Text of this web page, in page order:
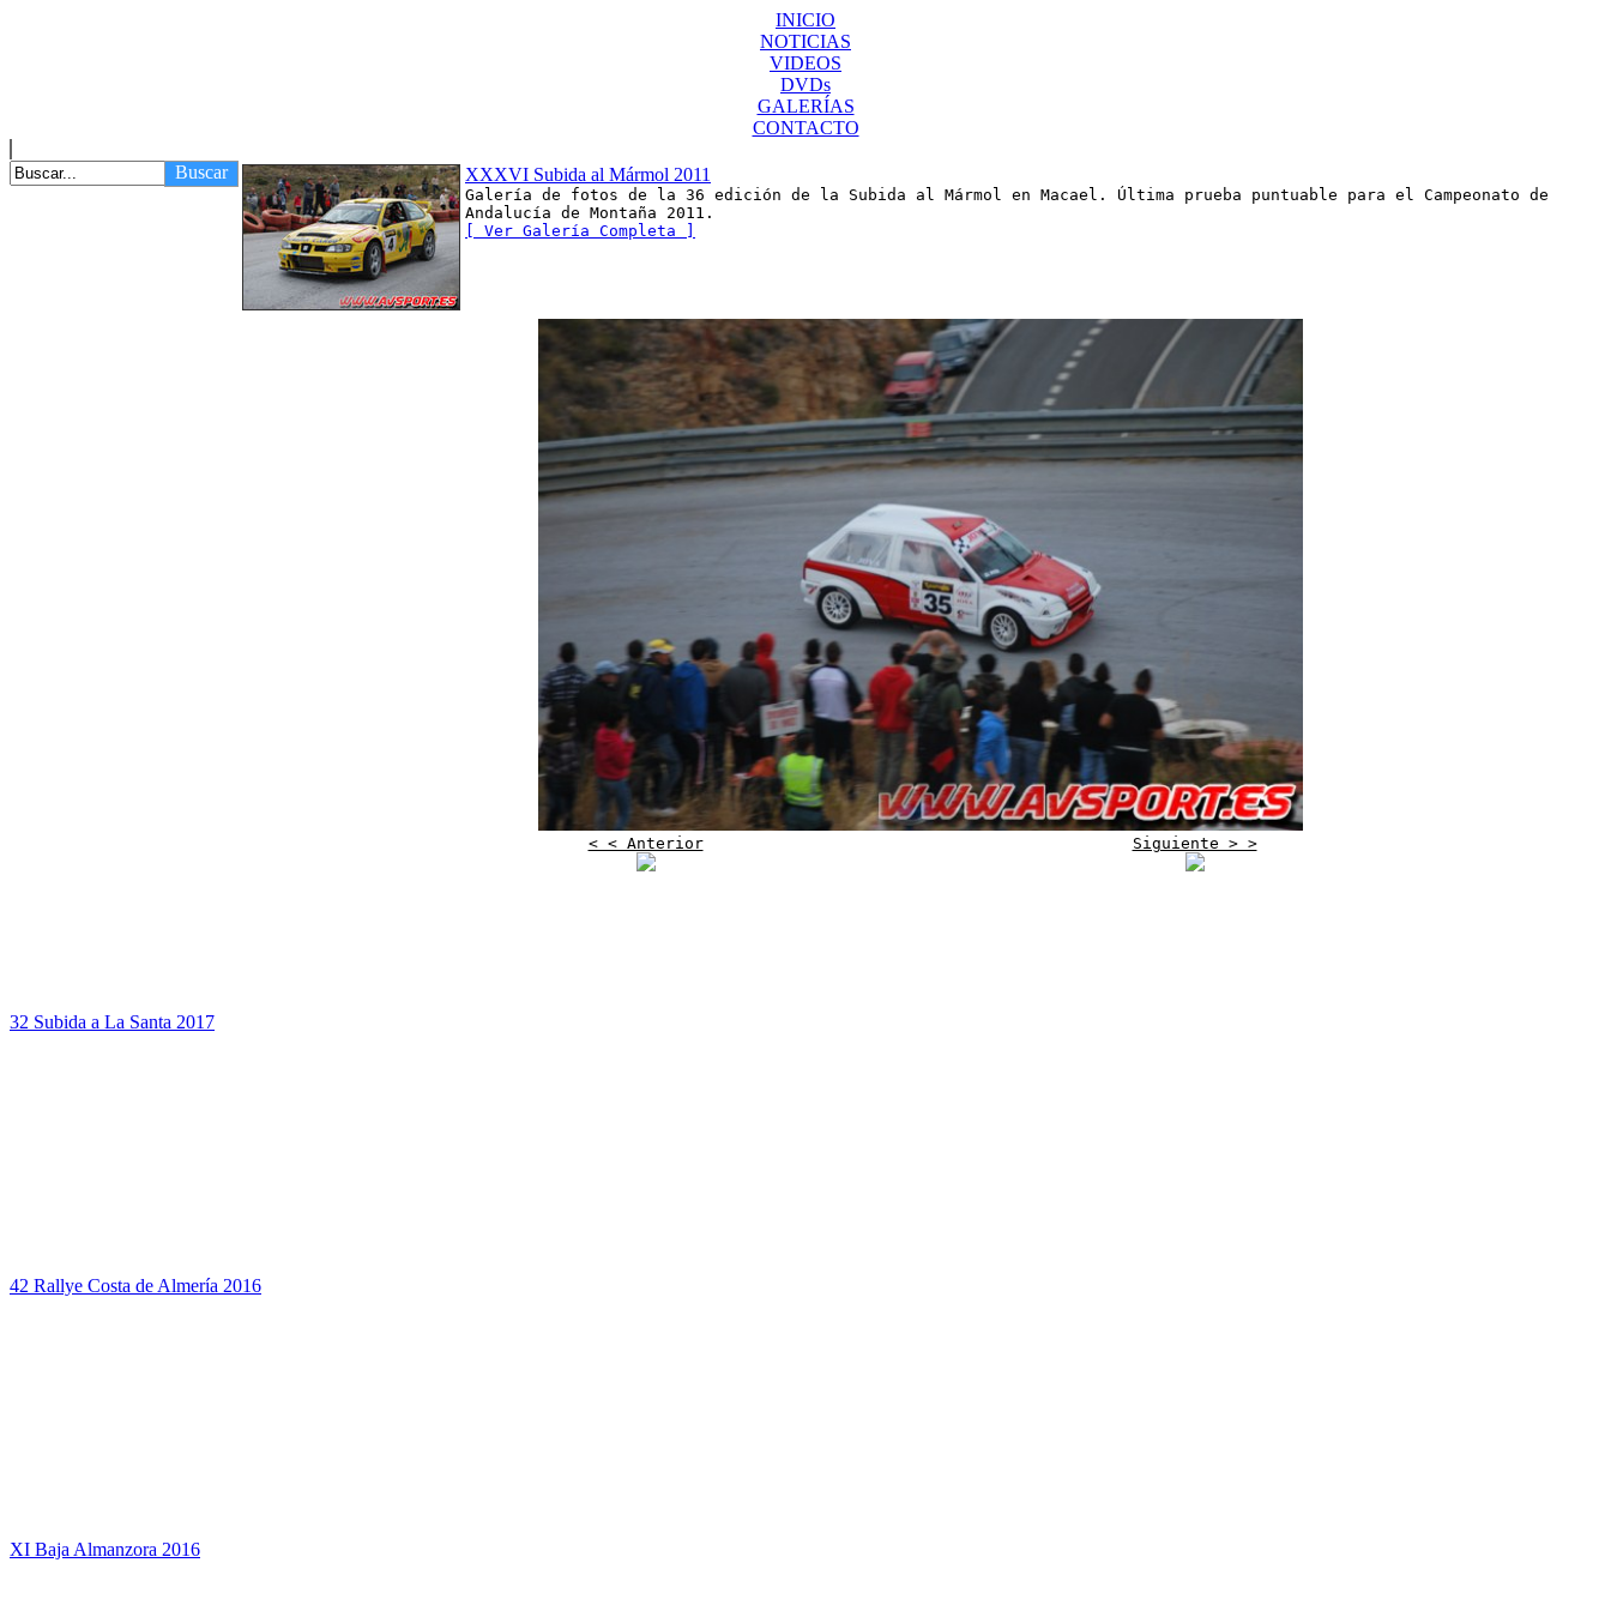
INICIO
NOTICIAS
VIDEOS
DVDs
GALERÍAS
CONTACTO
Buscar XXXVI Subida al Mármol 2011
Galería de fotos de la 36 edición de la Subida al Mármol en Macael. Última prueba puntuable para el Campeonato de
Andalucía de Montaña 2011.
[ Ver Galería Completa ]
< < Anterior Siguiente > >
32 Subida a La Santa 2017
42 Rallye Costa de Almería 2016
XI Baja Almanzora 2016